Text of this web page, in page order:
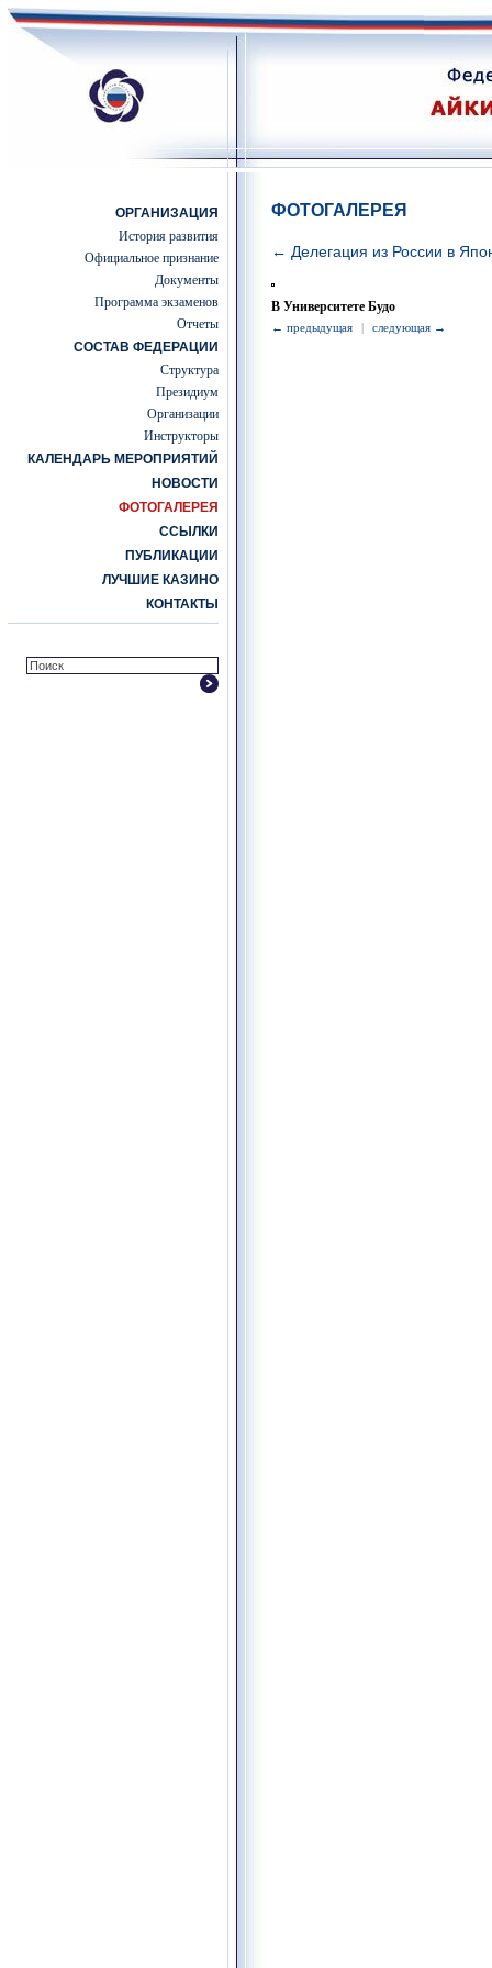
ОРГАНИЗАЦИЯ
История развития
Официальное признание
Документы
Программа экзаменов
Отчеты
СОСТАВ ФЕДЕРАЦИИ
Структура
Президиум
Организации
Инструкторы
КАЛЕНДАРЬ МЕРОПРИЯТИЙ
НОВОСТИ
ФОТОГАЛЕРЕЯ
ССЫЛКИ
ПУБЛИКАЦИИ
ЛУЧШИЕ КАЗИНО
КОНТАКТЫ
ФОТОГАЛЕРЕЯ
← Делегация из России в
В Университете Будо
← предыдущая | следующая →